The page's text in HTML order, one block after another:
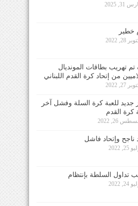
31, 2025
خطير
28, 2022
تهريب بطاقات المونديال
من إتحاد كرة القدم اللبناني
27, 2022
جديد للعبة كرة السلة وفشل آخر
كرة القدم
26, 2022
ناجح وإتحاد فاشل
2022
تداول السلطة بإنتظام
2022